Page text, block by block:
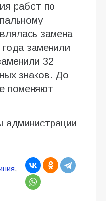
работ по
замена
заменили
32
знаков. До
поменяют
администрации
,